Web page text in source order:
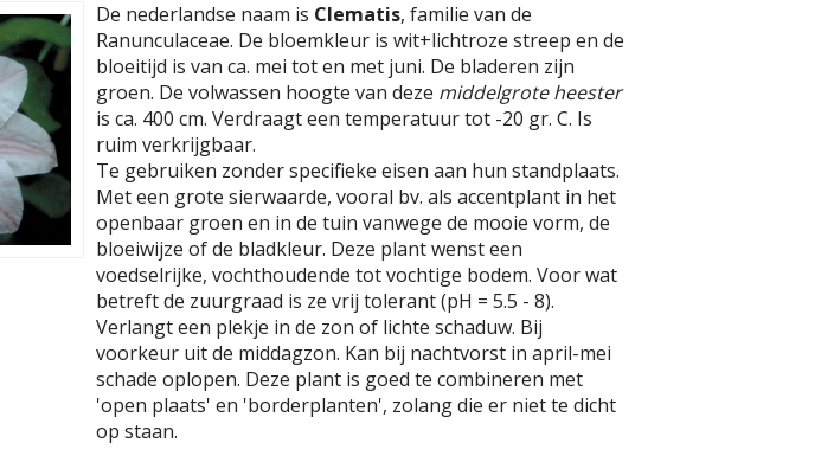
De nederlandse naam is Clematis, familie van de
Ranunculaceae. De bloemkleur is wit+lichtroze streep en de
bloeitijd is van ca. mei tot en met juni. De bladeren zijn
groen. De volwassen hoogte van deze middelgrote heester
is ca. 400 cm. Verdraagt een temperatuur tot -20 gr. C. Is
ruim verkrijgbaar.
Te gebruiken zonder specifieke eisen aan hun standplaats.
Met een grote sierwaarde, vooral bv. als accentplant in het
openbaar groen en in de tuin vanwege de mooie vorm, de
bloeiwijze of de bladkleur. Deze plant wenst een
voedselrijke, vochthoudende tot vochtige bodem. Voor wat
betreft de zuurgraad is ze vrij tolerant (pH = 5.5 - 8).
Verlangt een plekje in de zon of lichte schaduw. Bij
voorkeur uit de middagzon. Kan bij nachtvorst in april-mei
schade oplopen. Deze plant is goed te combineren met
'open plaats' en 'borderplanten', zolang die er niet te dicht
op staan.